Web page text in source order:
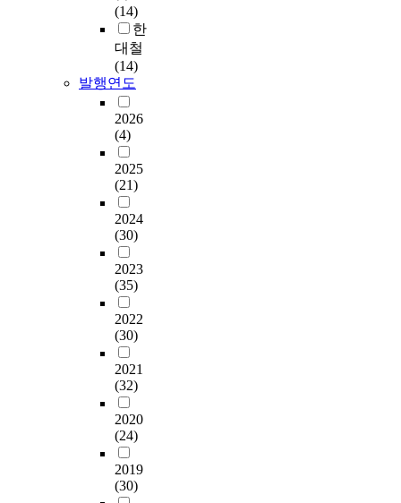
(14)
한
대철
(14)
발행연도
2026
(4)
2025
(21)
2024
(30)
2023
(35)
2022
(30)
2021
(32)
2020
(24)
2019
(30)